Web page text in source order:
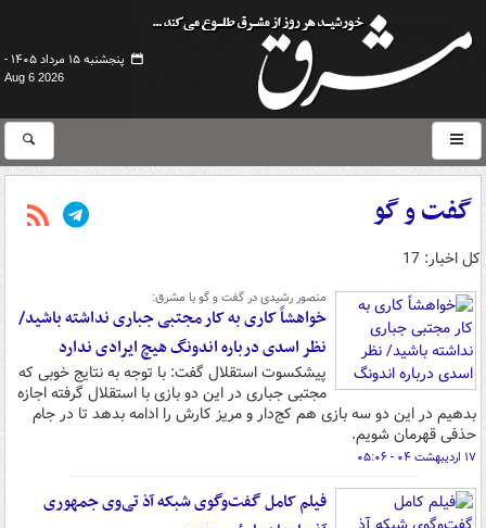
پنجشنبه ۱۵ مرداد ۱۴۰۵ -
Aug 6 2026
گفت و گو
کل اخبار: 17
منصور رشیدی در گفت و گو با مشرق:
خواهشاً کاری به کار مجتبی جباری نداشته باشید/
نظر اسدی درباره اندونگ هیچ ایرادی ندارد
پیشکسوت استقلال گفت: با توجه به نتایج خوبی که
مجتبی جباری در این دو بازی با استقلال گرفته اجازه
بدهیم در این دو سه بازی هم کج‌دار و مریز کارش را ادامه بدهد تا در جام
حذفی قهرمان شویم.
۱۷ اردیبهشت ۰۴ - ۰۵:۰۶
فیلم کامل گفت‌وگوی شبکه آذ تی‌وی جمهوری